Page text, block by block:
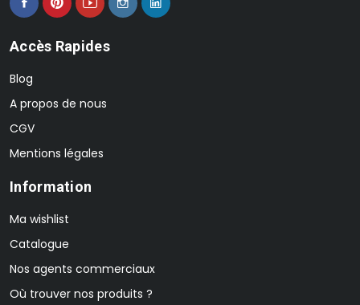
Accès Rapides
Blog
A propos de nous
CGV
Mentions légales
Information
Ma wishlist
Catalogue
Nos agents commerciaux
Où trouver nos produits ?